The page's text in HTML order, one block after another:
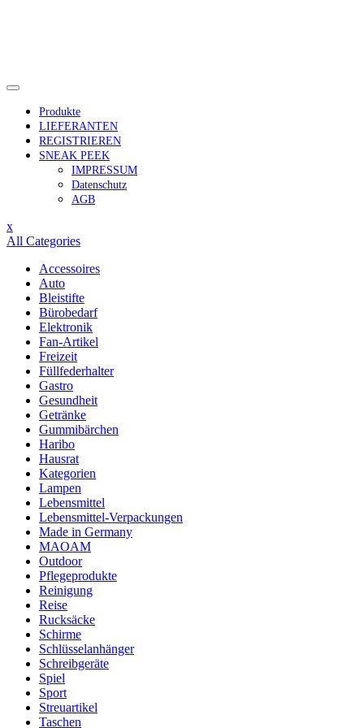
Produkte
LIEFERANTEN
REGISTRIEREN
SNEAK PEEK
IMPRESSUM
Datenschutz
AGB
xClose
Menu
All Categories
Accessoires
Auto
Bleistifte
Bürobedarf
Elektronik
Fan-Artikel
Freizeit
Füllfederhalter
Gastro
Gesundheit
Getränke
Gummibärchen
Haribo
Hausrat
Kategorien
Lampen
Lebensmittel
Lebensmittel-Verpackungen
Made in Germany
MAOAM
Outdoor
Pflegeprodukte
Reinigung
Reise
Rucksäcke
Schirme
Schlüsselanhänger
Schreibgeräte
Spiel
Sport
Streuartikel
Taschen